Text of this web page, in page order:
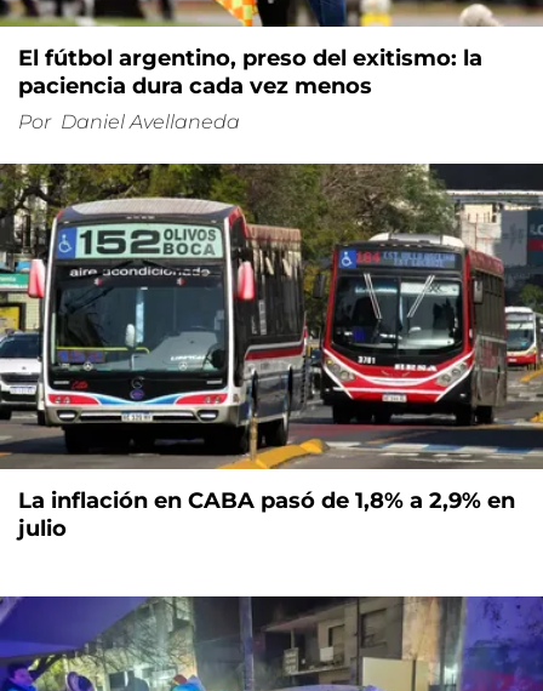
El fútbol argentino, preso del exitismo: la
paciencia dura cada vez menos
Por Daniel Avellaneda
La inflación en CABA pasó de 1,8% a 2,9% en
julio